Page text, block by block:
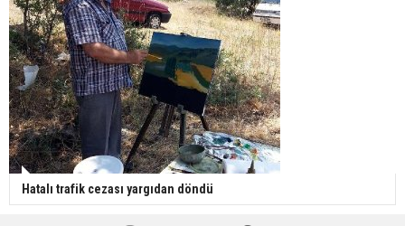
Hatalı trafik cezası yargıdan döndü